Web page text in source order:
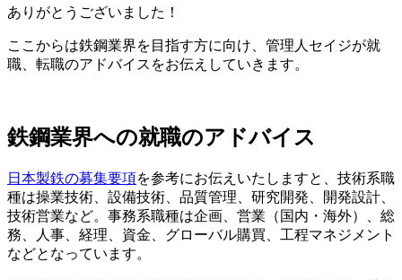
ありがとうございました！
ここからは鉄鋼業界を目指す方に向け、管理人セイジが就
職、転職のアドバイスをお伝えしていきます。
鉄鋼業界への就職のアドバイス
日本製鉄の募集要項を参考にお伝えいたしますと、 技術系職
種は操業技術、設備技術、品質管理、研究開発、開発設計、
技術営業など。 事務系職種は企画、営業（国内・海外）、総
務、人事、経理、資金、グローバル購買、工程マネジメント
などとなっています。